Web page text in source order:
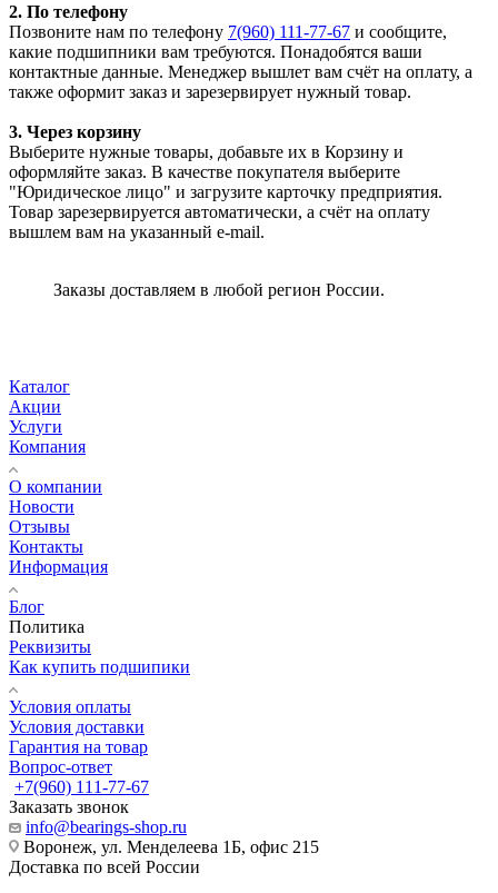
2. По телефону
Позвоните нам по телефону 7(960) 111-77-67 и сообщите,
какие подшипники вам требуются. Понадобятся ваши
контактные данные. Менеджер вышлет вам счёт на оплату, а
также оформит заказ и зарезервирует нужный товар.
3. Через корзину
Выберите нужные товары, добавьте их в Корзину и
оформляйте заказ. В качестве покупателя выберите
"Юридическое лицо" и загрузите карточку предприятия.
Товар зарезервируется автоматически, а счёт на оплату
вышлем вам на указанный e-mail.
Заказы доставляем в любой регион России.
Каталог
Акции
Услуги
Компания
О компании
Новости
Отзывы
Контакты
Информация
Блог
Политика
Реквизиты
Как купить подшипики
Условия оплаты
Условия доставки
Гарантия на товар
Вопрос-ответ
+7(960) 111-77-67
Заказать звонок
info@bearings-shop.ru
Воронеж, ул. Менделеева 1Б, офис 215
Доставка по всей России